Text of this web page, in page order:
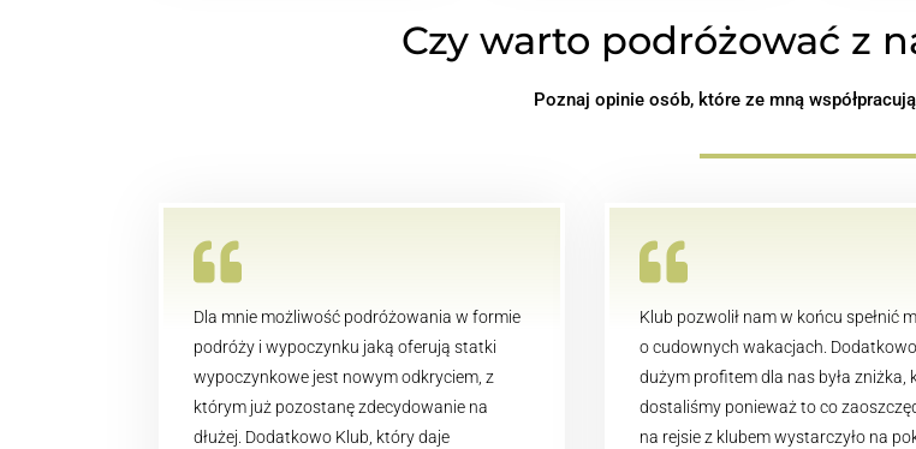
Czy warto podróżować z
Poznaj opinie osób, które ze mną

Dla mnie możliwość podróżowania w formie
podróży i wypoczynku jaką oferują statki
wypoczynkowe jest nowym odkryciem, z
którym już pozostanę zdecydowanie na
dłużej. Dodatkowo Klub, który daje

Klub pozwolił nam w końcu spełnić
o cudownych wakacjach.
dużym profitem dla nas była zniżka,
dostaliśmy ponieważ to co
na rejsie z klubem wystarczyło na